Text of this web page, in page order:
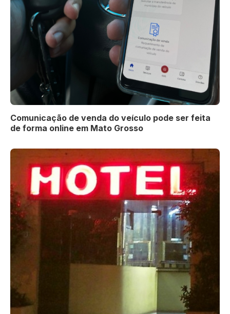
Comunicação de venda do veículo pode ser feita
de forma online em Mato Grosso